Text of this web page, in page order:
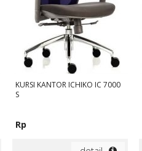
KURSI KANTOR ICHIKO IC 7000
S
Rp